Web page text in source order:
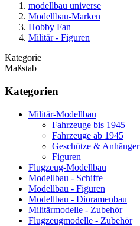
modellbau universe
Modellbau-Marken
Hobby Fan
Militär - Figuren
Kategorie
Maßstab
Kategorien
Militär-Modellbau
Fahrzeuge bis 1945
Fahrzeuge ab 1945
Geschütze & Anhänger
Figuren
Flugzeug-Modellbau
Modellbau - Schiffe
Modellbau - Figuren
Modellbau - Dioramenbau
Militärmodelle - Zubehör
Flugzeugmodelle - Zubehör